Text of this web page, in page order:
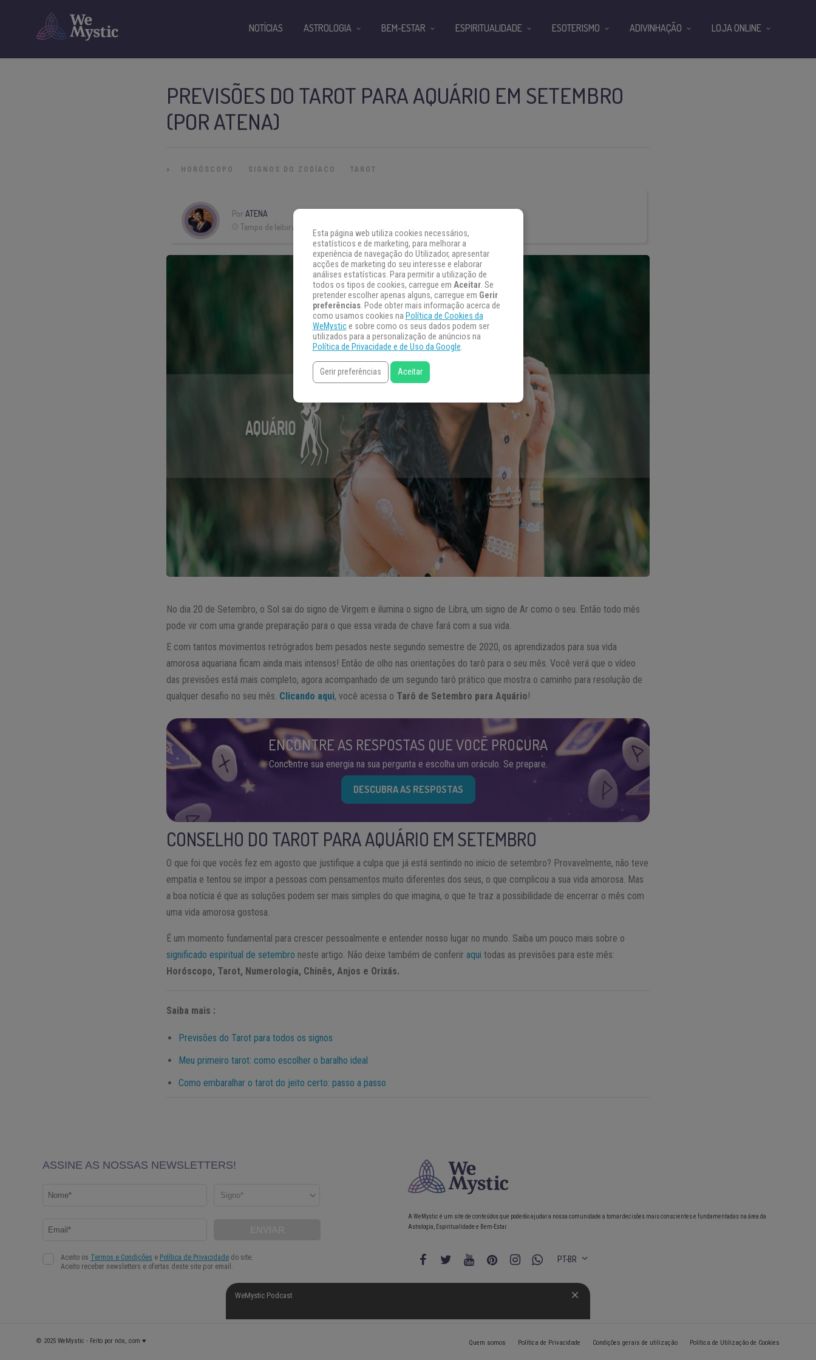
PREVISÕES DO TAROT PARA AQUÁRIO EM SETEMBRO
(POR ATENA)
» HORÓSCOPO SIGNOS DO ZODÍACO TAROT
PorATENA
Tempo de leitura:
No dia 20 de Setembro, o Sol sai do signo de Virgem e ilumina o signo de Libra, um signo de Ar como o seu. Então todo mês
pode vir com uma grande preparação para o que essa virada de chave fará com a sua vida.
E com tantos movimentos retrógrados bem pesados neste segundo semestre de 2020, os aprendizados para sua vida
amorosa aquariana ficam ainda mais intensos! Então de olho nas orientações do tarô para o seu mês. Você verá que o vídeo
das previsões está mais completo, agora acompanhado de um segundo tarô prático que mostra o caminho para resolução de
qualquer desafio no seu mês. Clicando aqui, você acessa o Tarô de Setembro para Aquário!
ENCONTRE AS RESPOSTAS QUE VOCÊ PROCURA
Concentre sua energia na sua pergunta e escolha um oráculo. Se prepare.
DESCUBRA AS RESPOSTAS
CONSELHO DO TAROT PARA AQUÁRIO EM SETEMBRO
O que foi que vocês fez em agosto que justifique a culpa que já está sentindo no início de setembro? Provavelmente, não teve
empatia e tentou se impor a pessoas com pensamentos muito diferentes dos seus, o que complicou a sua vida amorosa. Mas
a boa notícia é que as soluções podem ser mais simples do que imagina, o que te traz a possibilidade de encerrar o mês com
uma vida amorosa gostosa.
É um momento fundamental para crescer pessoalmente e entender nosso lugar no mundo. Saiba um pouco mais sobre o
significado espiritual de setembro neste artigo. Não deixe também de conferiraqui todas as previsões para este mês:
Horóscopo, Tarot, Numerologia, Chinês, Anjos e Orixás.
Saiba mais :
Previsões do Tarot para todos os signos
Meu primeiro tarot: como escolher o baralho ideal
Como embaralhar o tarot do jeito certo: passo a passo
NOTÍCIAS ASTROLOGIA BEM-ESTAR ESPIRITUALIDADE ESOTERISMO ADIVINHAÇÃO LOJA ONLINE
A WeMystic é um site de conteúdos que poderão ajudar a nossa comunidade a tomar decisões mais conscientes e fundamentadas na área da
Astrologia, Espiritualidade e Bem-Estar.
PT-BR
WeMystic Podcast
Quem somos Política de Privacidade Condições gerais de utilização Política de Utilização de Cookies
© 2025 WeMystic - Feito por nós, com ♥
Esta página web utiliza cookies necessários,
estatísticos e de marketing, para melhorar a
experiência de navegação do Utilizador, apresentar
acções de marketing do seu interesse e elaborar
análises estatísticas. Para permitir a utilização de
todos os tipos de cookies, carregue em Aceitar. Se
pretender escolher apenas alguns, carregue em Gerir
preferências. Pode obter mais informação acerca de
como usamos cookies na Política de Cookies da
WeMystice sobre como os seus dados podem ser
utilizados para a personalização de anúncios na
Política de Privacidade e de Uso da Google.
Gerir preferências Aceitar